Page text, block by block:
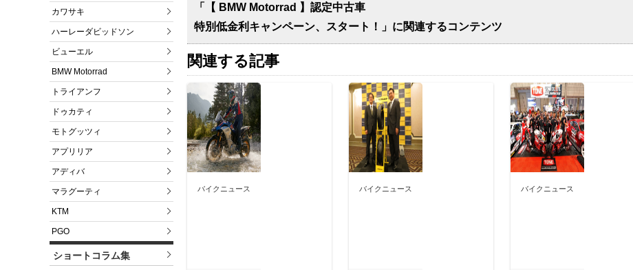
カワサキ
ハーレーダビッドソン
ビューエル
BMW Motorrad
トライアンフ
ドゥカティ
モトグッツィ
アプリリア
アディバ
マラグーティ
KTM
PGO
ショートコラム集
「【 BMW Motorrad 】認定中古車
特別低金利キャンペーン、スタート！」に関連するコンテンツ
関連する記事
バイクニュース バイクニュース バイクニュース